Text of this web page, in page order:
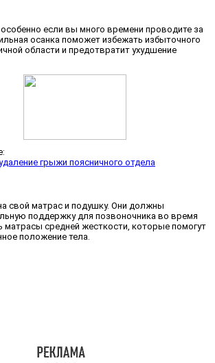
если вы много времени проводите за
осанка поможет избежать избыточного
области и предотвратит ухудшение
грыжи поясничного отдела
свой матрас и подушку. Они должны
поддержку для позвоночника во время
матрасы средней жесткости, которые помогут
положение тела.